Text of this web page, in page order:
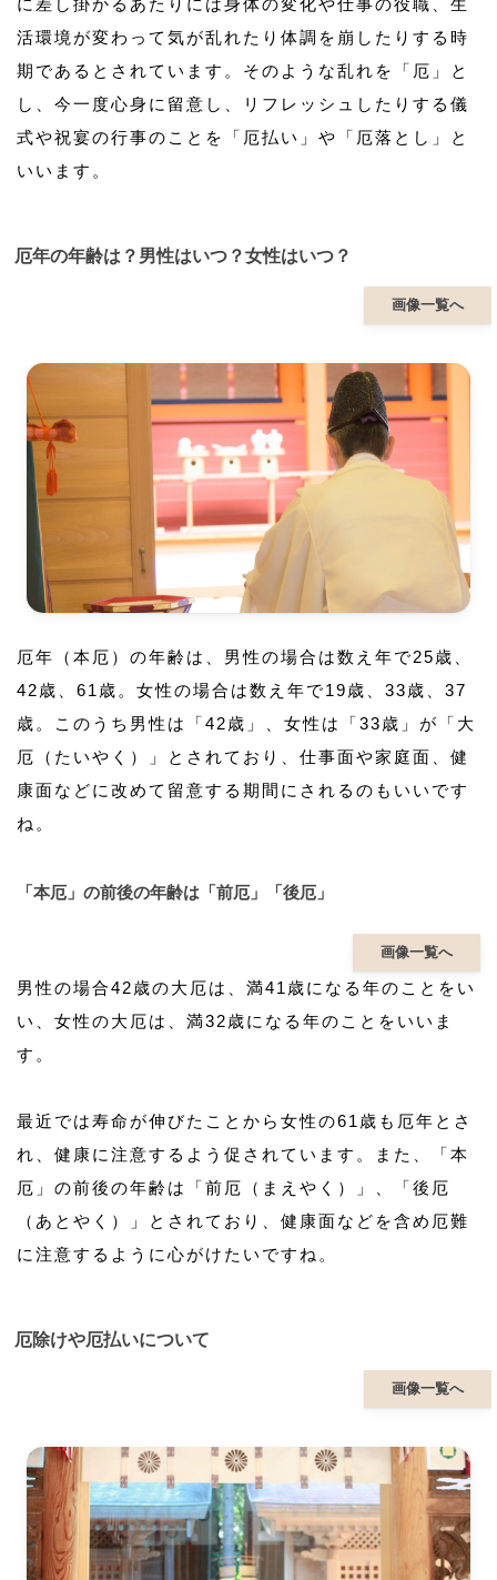
に差し掛かるあたりには身体の変化や仕事の役職、生
活環境が変わって気が乱れたり体調を崩したりする時
期であるとされています。そのような乱れを「厄」と
し、今一度心身に留意し、リフレッシュしたりする儀
式や祝宴の行事のことを「厄払い」や「厄落とし」と
いいます。
厄年の年齢は？男性はいつ？女性はいつ？
画像一覧へ
厄年（本厄）の年齢は、男性の場合は数え年で25歳、
42歳、61歳。女性の場合は数え年で19歳、33歳、37
歳。このうち男性は「42歳」、女性は「33歳」が「大
厄（たいやく）」とされており、仕事面や家庭面、健
康面などに改めて留意する期間にされるのもいいです
ね。
「本厄」の前後の年齢は「前厄」「後厄」
画像一覧へ
男性の場合42歳の大厄は、満41歳になる年のことをい
い、女性の大厄は、満32歳になる年のことをいいま
す。
最近では寿命が伸びたことから女性の61歳も厄年とさ
れ、健康に注意するよう促されています。また、「本
厄」の前後の年齢は「前厄（まえやく）」、「後厄
（あとやく）」とされており、健康面などを含め厄難
に注意するように心がけたいですね。
厄除けや厄払いについて
画像一覧へ